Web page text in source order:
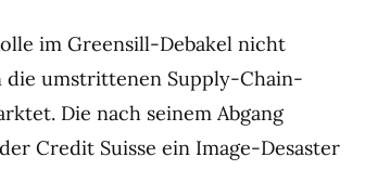
im Greensill-Debakel nicht
umstrittenen Supply-Chain-
Die nach seinem Abgang
Credit Suisse ein Image-Desaster